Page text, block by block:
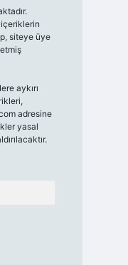
siteye üye
aykırı
adresine
yasal